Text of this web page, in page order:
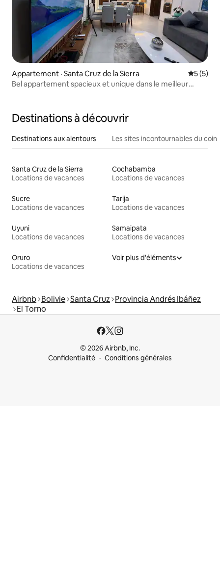
Appartement · Santa Cruz de la Sierra Note
5 (5)
Bel appartement spacieux et unique dans le meilleur
Destinations à découvrir
Destinations aux alentours Les sites incontournables du coin
Santa Cruz de la Sierra
Locations de vacances
Cochabamba
Locations de vacances
Sucre
Locations de vacances
Tarija
Locations de vacances
Uyuni
Locations de vacances
Samaipata
Locations de vacances
Oruro
Locations de vacances
Voir plus d'éléments
Airbnb Bolivie Santa Cruz Provincia Andrés Ibáñez
El Torno
© 2026 Airbnb, Inc.
Confidentialité
Conditions générales